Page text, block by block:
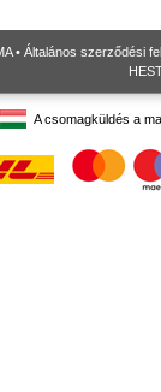
• Általános szerződési
A csomagküldés a